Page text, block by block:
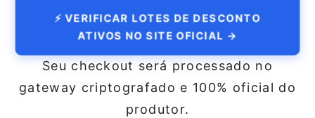
⚡ VERIFICAR LOTES DE DESCONTO
ATIVOS NO SITE OFICIAL →
Seu checkout será processado no
gateway criptografado e 100% oficial do
produtor.